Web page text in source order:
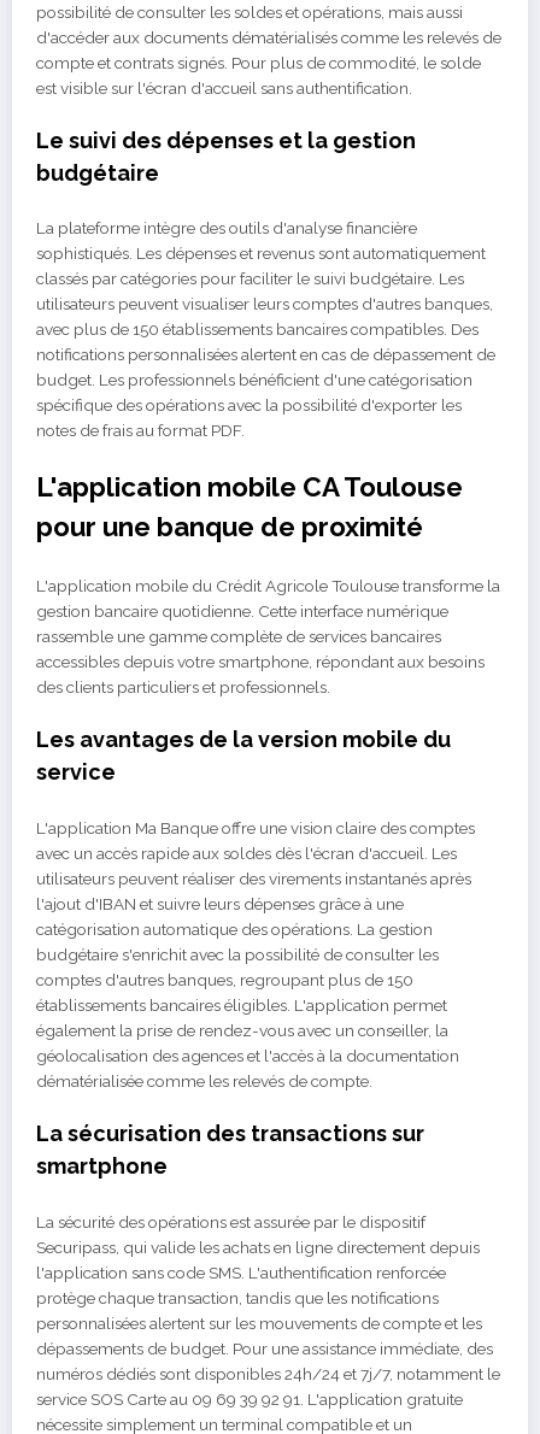
possibilité de consulter les soldes et opérations, mais aussi
d'accéder aux documents dématérialisés comme les relevés de
compte et contrats signés. Pour plus de commodité, le solde
est visible sur l'écran d'accueil sans authentification.
Le suivi des dépenses et la gestion
budgétaire
La plateforme intègre des outils d'analyse financière
sophistiqués. Les dépenses et revenus sont automatiquement
classés par catégories pour faciliter le suivi budgétaire. Les
utilisateurs peuvent visualiser leurs comptes d'autres banques,
avec plus de 150 établissements bancaires compatibles. Des
notifications personnalisées alertent en cas de dépassement de
budget. Les professionnels bénéficient d'une catégorisation
spécifique des opérations avec la possibilité d'exporter les
notes de frais au format PDF.
L'application mobile CA Toulouse
pour une banque de proximité
L'application mobile du Crédit Agricole Toulouse transforme la
gestion bancaire quotidienne. Cette interface numérique
rassemble une gamme complète de services bancaires
accessibles depuis votre smartphone, répondant aux besoins
des clients particuliers et professionnels.
Les avantages de la version mobile du
service
L'application Ma Banque offre une vision claire des comptes
avec un accès rapide aux soldes dès l'écran d'accueil. Les
utilisateurs peuvent réaliser des virements instantanés après
l'ajout d'IBAN et suivre leurs dépenses grâce à une
catégorisation automatique des opérations. La gestion
budgétaire s'enrichit avec la possibilité de consulter les
comptes d'autres banques, regroupant plus de 150
établissements bancaires éligibles. L'application permet
également la prise de rendez-vous avec un conseiller, la
géolocalisation des agences et l'accès à la documentation
dématérialisée comme les relevés de compte.
La sécurisation des transactions sur
smartphone
La sécurité des opérations est assurée par le dispositif
Securipass, qui valide les achats en ligne directement depuis
l'application sans code SMS. L'authentification renforcée
protège chaque transaction, tandis que les notifications
personnalisées alertent sur les mouvements de compte et les
dépassements de budget. Pour une assistance immédiate, des
numéros dédiés sont disponibles 24h/24 et 7j/7, notamment le
service SOS Carte au 09 69 39 92 91. L'application gratuite
nécessite simplement un terminal compatible et un